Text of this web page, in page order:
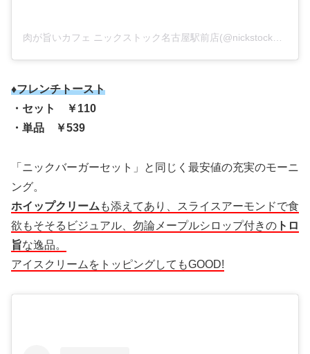
肉が旨いカフェ ニックストック名古屋駅前店(@nickstock_nagoya)がシェアした投稿
♦フレンチトースト
・セット ￥110
・単品 ￥539
「ニックバーガーセット」と同じく最安値の充実のモーニ
ング。
ホイップクリーム も添えてあり、スライスアーモンドで食
欲もそそるビジュアル、勿論メープルシロップ付きの トロ
旨な逸品。
アイスクリームをトッピングしてもGOOD!